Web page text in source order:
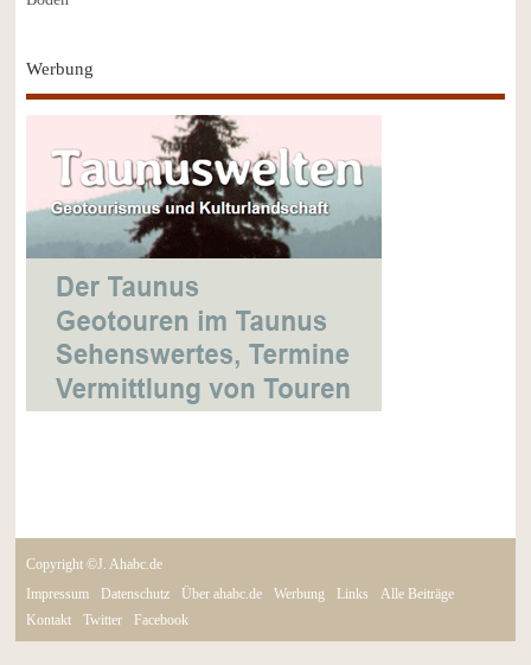
Werbung
Copyright ©J. Ahabc.de
Impressum
Datenschutz Über ahabc.de Werbung Links
Alle Beiträge
Kontakt
Twitter Facebook